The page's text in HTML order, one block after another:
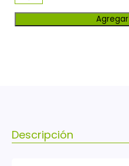
Descripción